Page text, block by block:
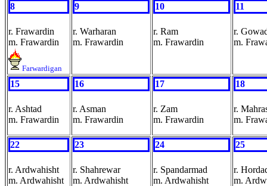
8
r. Frawardin
m. Frawardin
Farwardigan
9
r. Warharan
m. Frawardin
10
r. Ram
m. Frawardin
11
r.
m.
15
r. Ashtad
m. Frawardin
16
r. Asman
m. Frawardin
17
r. Zam
m. Frawardin
18
r.
m.
22
r. Ardwahisht
m. Ardwahisht
23
r. Shahrewar
m. Ardwahisht
24
r. Spandarmad
m. Ardwahisht
25
r.
m.